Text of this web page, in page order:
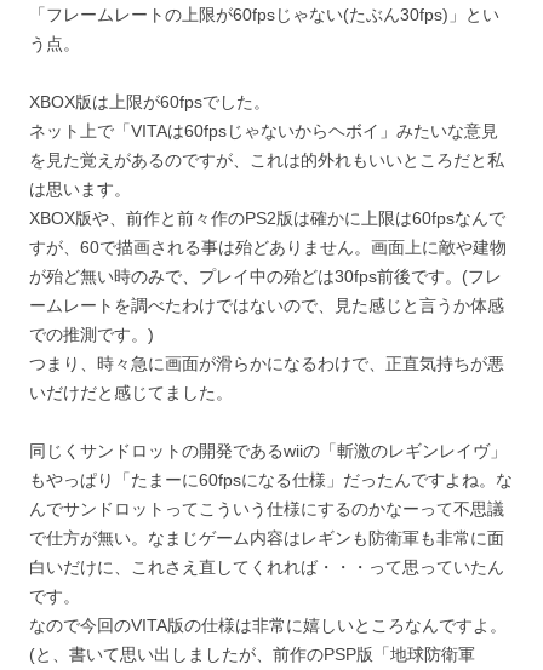
「フレームレートの上限が60fpsじゃない(たぶん30fps)」とい
う点。
XBOX版は上限が60fpsでした。
ネット上で「VITAは60fpsじゃないからヘボイ」みたいな意見
を見た覚えがあるのですが、これは的外れもいいところだと私
は思います。
XBOX版や、前作と前々作のPS2版は確かに上限は60fpsなんで
すが、60で描画される事は殆どありません。画面上に敵や建物
が殆ど無い時のみで、プレイ中の殆どは30fps前後です。(フレ
ームレートを調べたわけではないので、見た感じと言うか体感
での推測です。)
つまり、時々急に画面が滑らかになるわけで、正直気持ちが悪
いだけだと感じてました。
同じくサンドロットの開発であるwiiの「斬激のレギンレイヴ」
もやっぱり「たまーに60fpsになる仕様」だったんですよね。な
んでサンドロットってこういう仕様にするのかなーって不思議
で仕方が無い。なまじゲーム内容はレギンも防衛軍も非常に面
白いだけに、これさえ直してくれれば・・・って思っていたん
です。
なので今回のVITA版の仕様は非常に嬉しいところなんですよ。
(と、書いて思い出しましたが、前作のPSP版「地球防衛軍